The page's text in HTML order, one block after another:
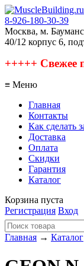
8-926-180-30-39
Москва, м.
40/12 корпус 6,
+++++ Свежее
≡ Меню
Главная
Контакты
Как сделать
Доставка
Оплата
Скидки
Гарантия
Каталог
Корзина пуста
Регистрация Вход
Главная → Каталог